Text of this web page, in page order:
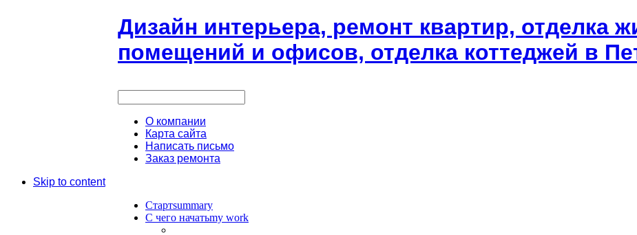
Дизайн интерьера, ремонт квартир, отделка
помещений и офисов, отделка коттеджей в
О компании
Карта сайта
Написать письмо
Заказ ремонта
Skip to content
Стартsummary
С чего начатьmy work